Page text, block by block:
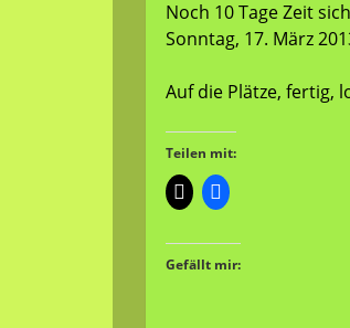
Noch 10 Tage Zeit
Sonntag, 17. März
Auf die Plätze, fertig,
Teilen mit:
Gefällt mir: